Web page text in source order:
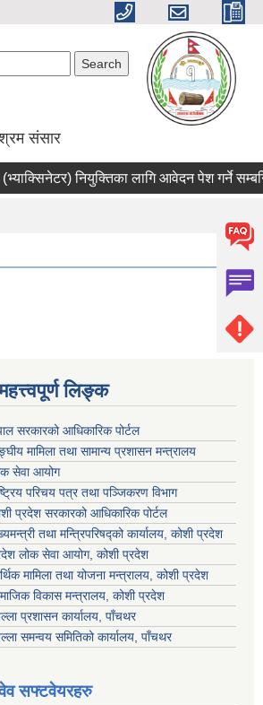
संसार
नियुक्तिका लागि आवेदन पेश गर्ने
लिङ्क
सरकारको आधिकारिक पोर्टल
मामिला तथा सामान्य प्रशासन मन्त्रालय
सेवा आयोग
परिचय पत्र तथा पञ्जिकरण विभाग
प्रदेश सरकारको आधिकारिक पोर्टल
तथा मन्त्रिपरिषद्को कार्यालय, कोशी प्रदेश
लोक सेवा आयोग, कोशी प्रदेश
मामिला तथा योजना मन्त्रालय, कोशी प्रदेश
विकास मन्त्रालय, कोशी प्रदेश
प्रशासन कार्यालय, पाँचथर
समन्वय समितिको कार्यालय, पाँचथर
सफ्टवेयरहरु